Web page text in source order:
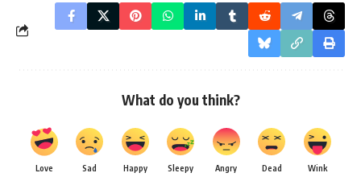
What do you think?
Love Sad Happy Sleepy Angry Dead Wink